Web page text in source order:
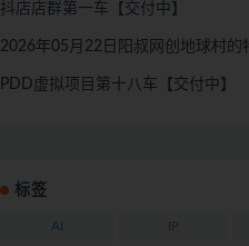
抖店店群第一车【交付中】
2026年05月22日阳叔网创地球村的
PDD虚拟项目第十八车【交付中】
标签
AI IP